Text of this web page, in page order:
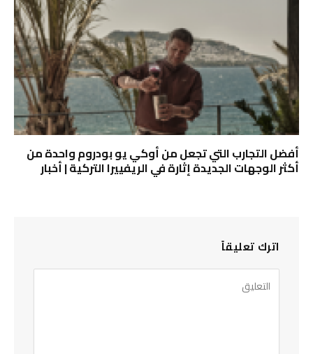
أفضل التجارب التي تجعل من أوكي يو بودروم واحدة من
أكثر الوجهات الجديدة إثارة في الريفييرا التركية | أخبار
اترك تعليقاً